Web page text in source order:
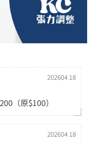
202604.18
（原$100）
202604.18